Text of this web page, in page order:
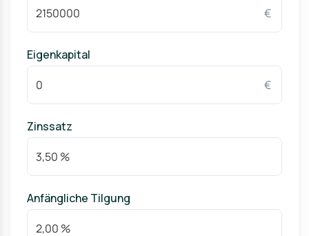
€
Eigenkapital
€
Zinssatz
Anfängliche Tilgung